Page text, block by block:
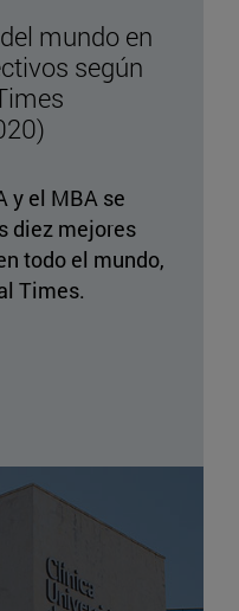
mundo en
según
y el MBA se
diez mejores
todo el mundo,
Times.